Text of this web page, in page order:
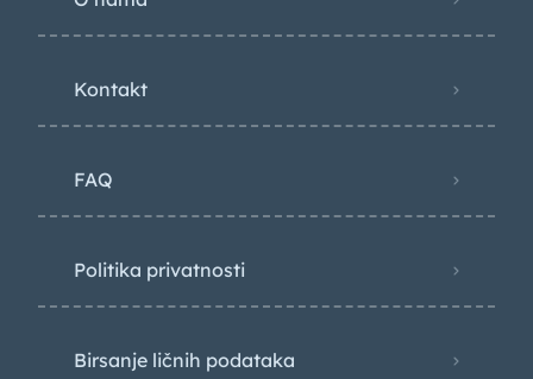
Kontakt
FAQ
Politika privatnosti
Birsanje ličnih podataka